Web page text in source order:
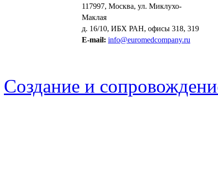
117997, Москва, ул. Миклухо-
Маклая
д. 16/10, ИБХ РАН, офисы 318, 319
E-mail: info@euromedcompany.ru
Создание и